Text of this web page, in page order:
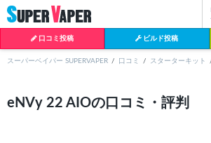
口コミ投稿 ビルド投稿
よく検索されているワード
スーパーベイパー SUPERVAPER 口コミ スターターキット
eNVy 22 AIOの口コミ・評判
見つからない場合データベースに該当の商品がまだ